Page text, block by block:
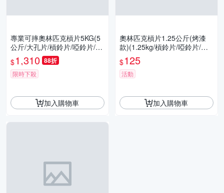
專業可摔奧林匹克槓片5KG(5
公斤/大孔片/槓鈴片/啞鈴片/Ol
ympic/深蹲/胸推/硬舉/GetSpo
rt)
$1,310 88折
限時下殺
加入購物車
奧林匹克槓片1.25公斤(烤漆
款)(1.25kg/槓鈴片/啞鈴片/大
孔片/Olympic/深蹲/重訓/GetS
port)
$125
活動
加入購物車